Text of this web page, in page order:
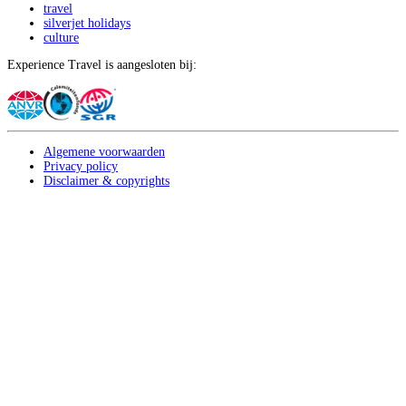
travel
silverjet holidays
culture
Experience Travel is aangesloten bij:
Algemene voorwaarden
Privacy policy
Disclaimer & copyrights